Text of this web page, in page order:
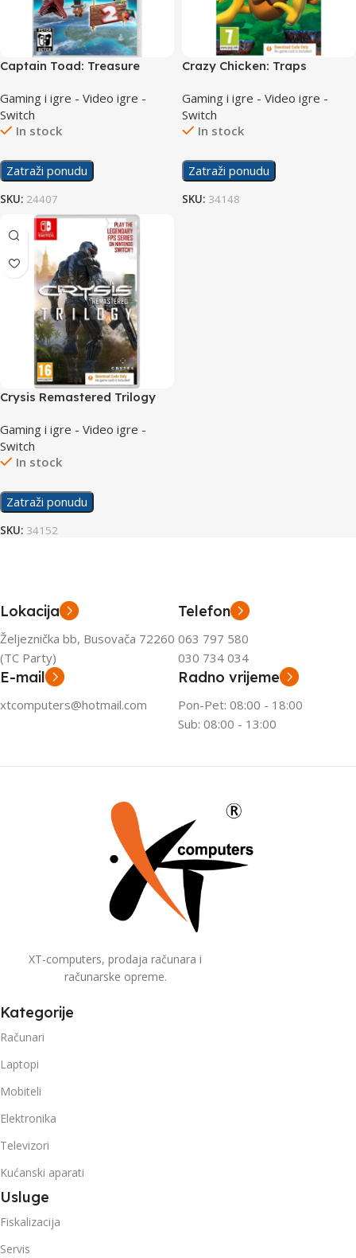
Captain Toad: Treasure
Gaming i igre - Video igre -
Switch
In stock
Zatraži ponudu
SKU: 24407
Crazy Chicken: Traps
Gaming i igre - Video igre -
Switch
In stock
Zatraži ponudu
SKU: 34148
Crysis Remastered Trilogy
Gaming i igre - Video igre -
Switch
In stock
Zatraži ponudu
SKU: 34152
Lokacija
Željeznička bb, Busovača 72260
(TC Party)
Telefon
063 797 580
030 734 034
E-mail
xtcomputers@hotmail.com
Radno vrijeme
Pon-Pet: 08:00 - 18:00
Sub: 08:00 - 13:00
XT-computers, prodaja računara i
računarske opreme.
Kategorije
Računari
Laptopi
Mobiteli
Elektronika
Televizori
Kućanski aparati
Usluge
Fiskalizacija
Servis